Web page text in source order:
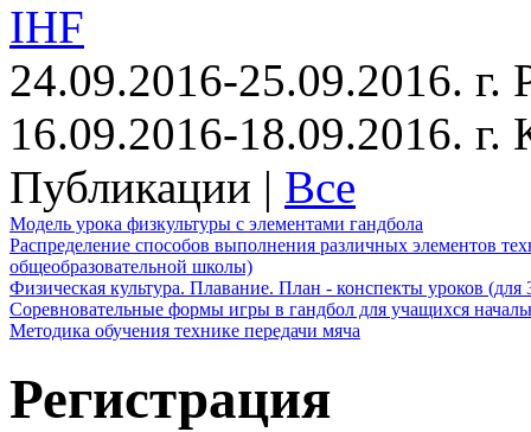
IHF
24.09.2016-25.09.2016. г.
16.09.2016-18.09.2016.
Публикации | Все
Модель урока физкультуры с элементами гандбола
Распределение способов выполнения различных элементов
общеобразовательной школы)
Физическая культура. Плавание. План - конспекты уроков (для
Соревновательные формы игры в гандбол для учащихся
Методика обучения технике передачи мяча
Регистрация